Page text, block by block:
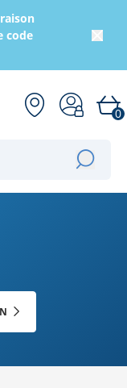
code
0